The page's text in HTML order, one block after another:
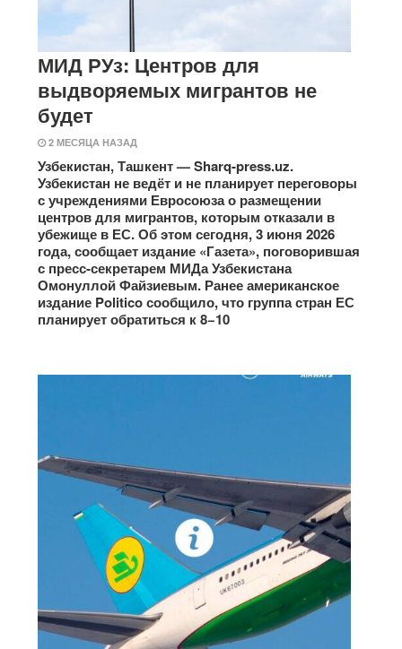
МИД РУз: Центров для
выдворяемых мигрантов не
будет
2 МЕСЯЦА НАЗАД
Узбекистан, Ташкент — Sharq-press.uz.
Узбекистан не ведёт и не планирует переговоры
с учреждениями Евросоюза о размещении
центров для мигрантов, которым отказали в
убежище в ЕС. Об этом сегодня, 3 июня 2026
года, сообщает издание «Газета», поговорившая
с пресс-секретарем МИДа Узбекистана
Омонуллой Файзиевым. Ранее американское
издание Politico сообщило, что группа стран ЕС
планирует обратиться к 8−10